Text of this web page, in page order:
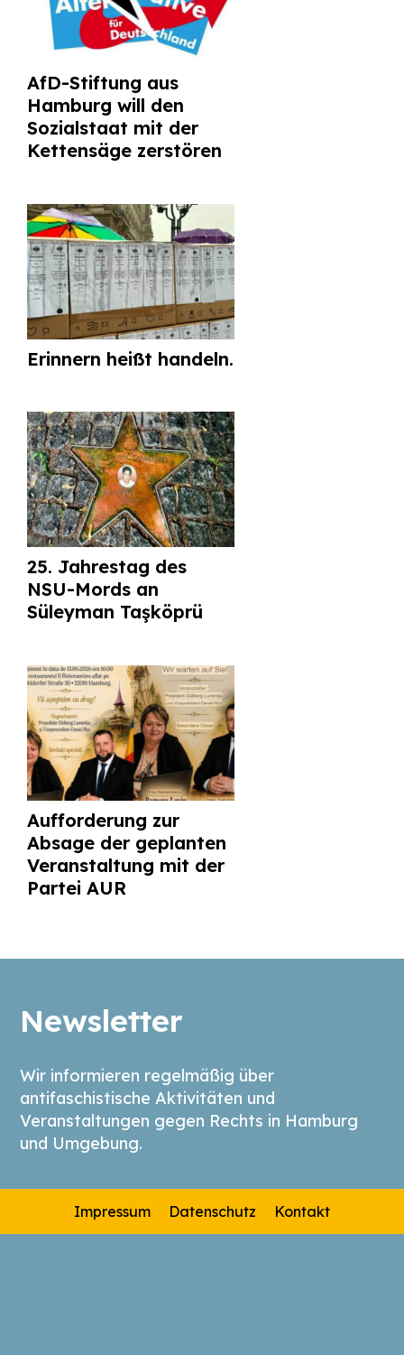
AfD-Stiftung aus
Hamburg will den
Sozialstaat mit der
Kettensäge zerstören
Erinnern heißt handeln.
25. Jahrestag des
NSU-Mords an
Süleyman Taşköprü
Aufforderung zur
Absage der geplanten
Veranstaltung mit der
Partei AUR
Newsletter
Wir informieren regelmäßig über
antifaschistische Aktivitäten und
Veranstaltungen gegen Rechts in Hamburg
und Umgebung.
Impressum Datenschutz Kontakt